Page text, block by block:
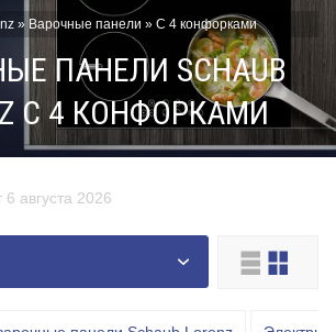
» Варочные панели » С 4 конфорками
ПАНЕЛИ SCHAUB
С 4 КОНФОРКАМИ
августа 2026